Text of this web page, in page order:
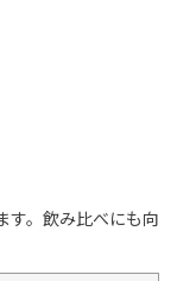
す。飲み比べにも向